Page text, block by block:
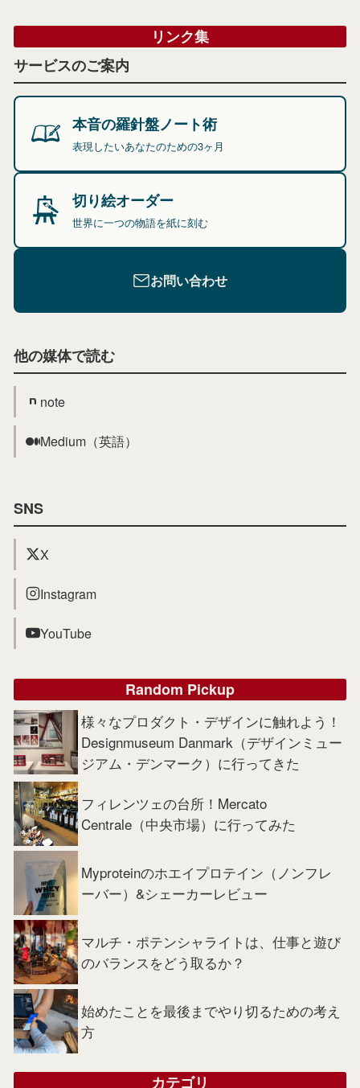
リンク集
サービスのご案内
本音の羅針盤ノート術
表現したいあなたのための3ヶ月
切り絵オーダー
世界に一つの物語を紙に刻む
お問い合わせ
他の媒体で読む
note
Medium（英語）
SNS
X
Instagram
YouTube
Random Pickup
様々なプロダクト・デザインに触れよう！
Designmuseum Danmark（デザインミュー
ジアム・デンマーク）に行ってきた
フィレンツェの台所！Mercato
Centrale（中央市場）に行ってみた
Myproteinのホエイプロテイン（ノンフレ
ーバー）&シェーカーレビュー
マルチ・ポテンシャライトは、仕事と遊び
のバランスをどう取るか？
始めたことを最後までやり切るための考え
方
カテゴリ